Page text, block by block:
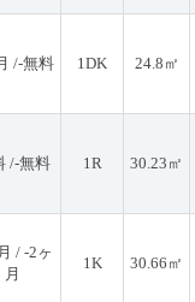
/-無料 1DK 24.8㎡
/-無料 1R 30.23㎡
/ -2ヶ
月
1K 30.66㎡